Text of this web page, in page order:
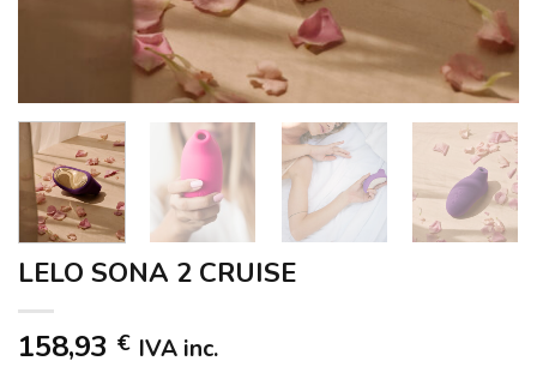
LELO SONA 2 CRUISE
158,93 € IVA inc.